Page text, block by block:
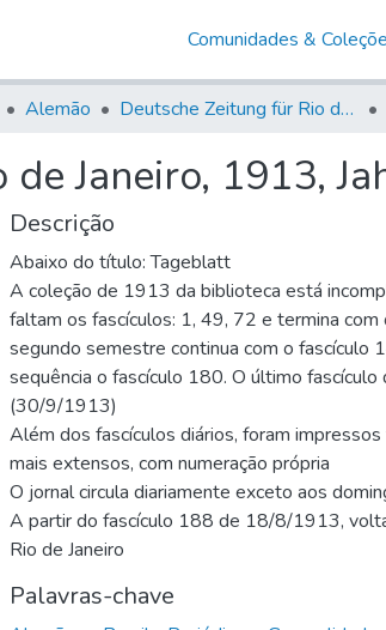
Comunidades &
Alemão Deutsche Zeitung für Rio de Janeiro
Janeiro, 1913,
Descrição
Abaixo do título: Tageblatt
A coleção de 1913 da biblioteca está
faltam os fascículos: 1, 49, 72 e termina
segundo semestre continua com o
sequência o fascículo 180. O último
(30/9/1913)
Além dos fascículos diários, foram
mais extensos, com numeração própria
O jornal circula diariamente exceto aos
A partir do fascículo 188 de 18/8/1913,
Rio de Janeiro
Palavras-chave